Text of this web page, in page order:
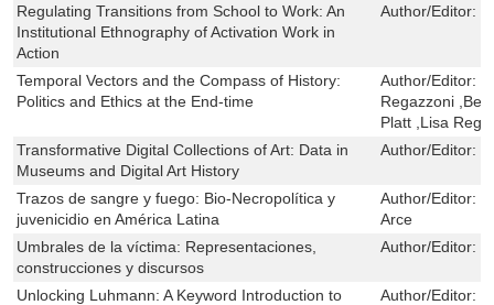
Regulating Transitions from School to Work: An
Institutional Ethnography of Activation Work in
Action
Author/Editor:
Temporal Vectors and the Compass of History:
Politics and Ethics at the End-time
Author/Editor:
Regazzoni
Platt ,Lisa
Transformative Digital Collections of Art: Data in
Museums and Digital Art History
Author/Editor:
Trazos de sangre y fuego: Bio-Necropolítica y
juvenicidio en América Latina
Author/Editor:
Arce
Umbrales de la víctima: Representaciones,
construcciones y discursos
Author/Editor:
Unlocking Luhmann: A Keyword Introduction to
Author/Editor: